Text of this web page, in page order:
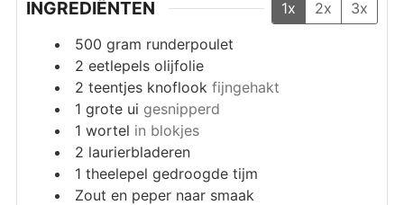
INGREDIËNTEN 1x 2x
3x
500 gram runderpoulet
2 eetlepels olijfolie
2 teentjes knoflook fijngehakt
1 grote ui gesnipperd
1 wortel in blokjes
2 laurierbladeren
1 theelepel gedroogde tijm
Zout en peper naar smaak